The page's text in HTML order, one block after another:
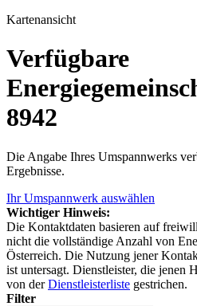
Kartenansicht
Verfügbare
8942
Die Angabe Ihres Umspannwerks
Ergebnisse.
Ihr Umspannwerk auswählen
Wichtiger Hinweis:
Die Kontaktdaten basieren auf
nicht die vollständige Anzahl von
Österreich. Die Nutzung jener
ist untersagt. Dienstleister, die jenen
von derDienstleisterliste gestrichen.
Filter